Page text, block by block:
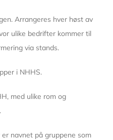
Arrangeres hver høst av
ulike bedrifter kommer til
via stands.
i NHHS.
med ulike rom og
er navnet på gruppene som